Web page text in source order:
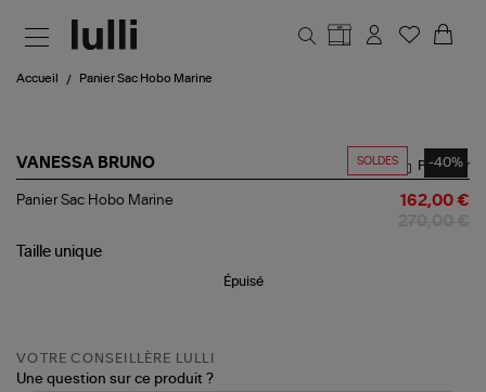
Accueil Panier Sac Hobo Marine
SOLDES -40%
VANESSA BRUNO
Panier
Marine
Partager
Panier Sac Hobo Marine 162,00 €
Taille unique
Épuisé
VOTRE CONSEILLÈRE LULLI
Une question sur ce produit ?